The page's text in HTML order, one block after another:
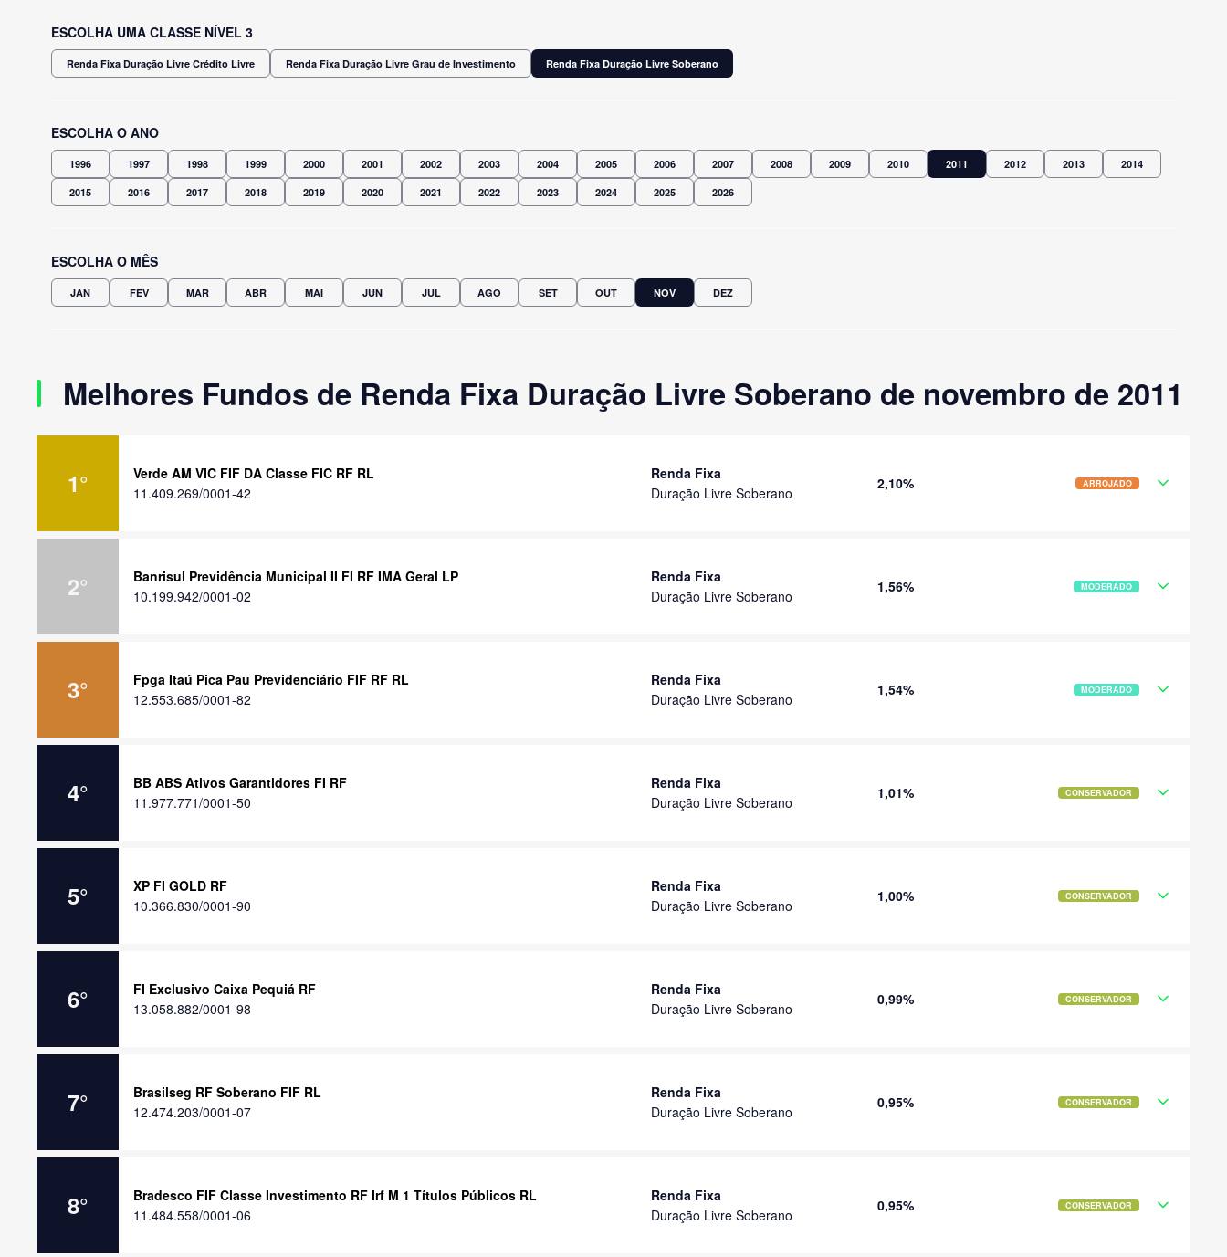
ESCOLHA UMA CLASSE NÍVEL 3
Renda Fixa Duração Livre Crédito Livre Renda Fixa Duração Livre Grau de Investimento Renda Fixa Duração Livre Soberano
ESCOLHA O ANO
1996 1997 1998 1999 2000 2001 2002 2003 2004 2005 2006 2007 2008 2009 2010 2011 2012 2013 2014
2015 2016 2017 2018 2019 2020 2021 2022 2023 2024 2025 2026
ESCOLHA O MÊS
JAN FEV MAR ABR MAI JUN JUL AGO SET OUT NOV DEZ
Melhores Fundos de Renda Fixa Duração Livre Soberano de novembro de 2011
1°
Verde AM VIC FIF DA Classe FIC RF RL
11.409.269/0001-42
Renda Fixa
Duração Livre Soberano
2,10% ARROJADO
2°
Banrisul Previdência Municipal II FI RF IMA Geral LP
10.199.942/0001-02
Renda Fixa
Duração Livre Soberano
1,56% MODERADO
3°
Fpga Itaú Pica Pau Previdenciário FIF RF RL
12.553.685/0001-82
Renda Fixa
Duração Livre Soberano
1,54% MODERADO
4°
BB ABS Ativos Garantidores FI RF
11.977.771/0001-50
Renda Fixa
Duração Livre Soberano
1,01% CONSERVADOR
5°
XP FI GOLD RF
10.366.830/0001-90
Renda Fixa
Duração Livre Soberano
1,00% CONSERVADOR
6°
FI Exclusivo Caixa Pequiá RF
13.058.882/0001-98
Renda Fixa
Duração Livre Soberano
0,99% CONSERVADOR
7°
Brasilseg RF Soberano FIF RL
12.474.203/0001-07
Renda Fixa
Duração Livre Soberano
0,95% CONSERVADOR
8°
Bradesco FIF Classe Investimento RF Irf M 1 Títulos Públicos RL
11.484.558/0001-06
Renda Fixa
Duração Livre Soberano
0,95% CONSERVADOR